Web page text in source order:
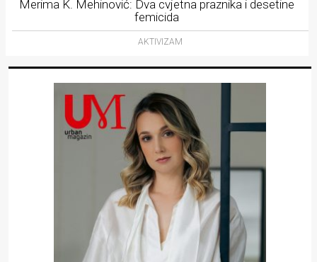
Merima K. Mehinović: Dva cvjetna praznika i desetine
femicida
AKTIVIZAM